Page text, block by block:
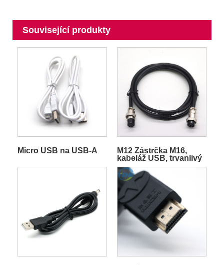
Související produkty
Micro USB na USB-A
M12 Zástrčka M16,
kabeláž USB, trvanlivý
prodlužovací datový
kabel, elektronický
vodič